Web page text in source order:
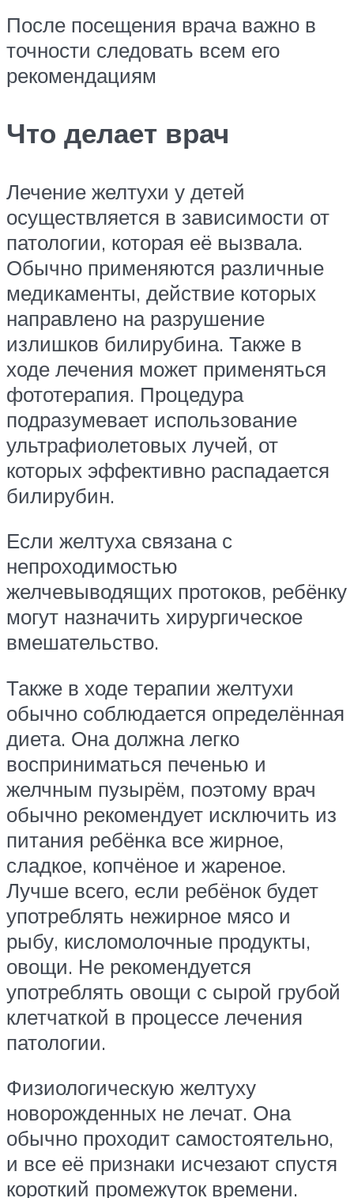
После посещения врача важно в
точности следовать всем его
рекомендациям
Что делает врач
Лечение желтухи у детей
осуществляется в зависимости от
патологии, которая её вызвала.
Обычно применяются различные
медикаменты, действие которых
направлено на разрушение
излишков билирубина. Также в
ходе лечения может применяться
фототерапия. Процедура
подразумевает использование
ультрафиолетовых лучей, от
которых эффективно распадается
билирубин.
Если желтуха связана с
непроходимостью
желчевыводящих протоков, ребёнку
могут назначить хирургическое
вмешательство.
Также в ходе терапии желтухи
обычно соблюдается определённая
диета. Она должна легко
восприниматься печенью и
желчным пузырём, поэтому врач
обычно рекомендует исключить из
питания ребёнка все жирное,
сладкое, копчёное и жареное.
Лучше всего, если ребёнок будет
употреблять нежирное мясо и
рыбу, кисломолочные продукты,
овощи. Не рекомендуется
употреблять овощи с сырой грубой
клетчаткой в процессе лечения
патологии.
Физиологическую желтуху
новорожденных не лечат. Она
обычно проходит самостоятельно,
и все её признаки исчезают спустя
короткий промежуток времени.